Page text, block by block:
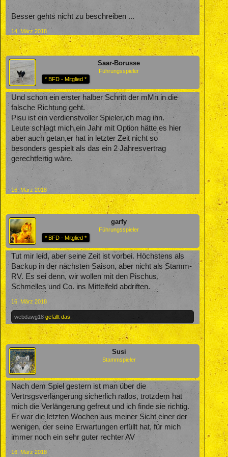
Blickes zu würdigen, den Ball 25 Meter, zielsicher zu einem
seiner Mitspieler geworfen hat.
Von dieser Leistung ist er, wenn man ehrlich ist, noch ein
ganzes Stück weg. Aber er kämpft und wird von Spiel zu Spiel
wertvoller.
Besser gehts nicht zu beschreiben ...
14. März 2018
Saar-Borusse
Führungsspieler
* BFD - Mitglied *
Und schon ein erster halber Schritt der mMn in die
falsche Richtung geht.
Pisu ist ein verdienstvoller Spieler,ich mag ihn.
Leute schlagt mich,ein Jahr mit Option hätte es hier
aber auch getan,er hat in letzter Zeit nicht so
besonders gespielt als das ein 2 Jahresvertrag
gerechtfertig wäre.
16. März 2018
garfy
Führungsspieler
* BFD - Mitglied *
Tut mir leid, aber seine Zeit ist vorbei. Höchstens als
Backup in der nächsten Saison, aber nicht als Stamm-
RV. Es sei denn, wir wollen mit den Pischus,
Schmelles und Co. ins Mittelfeld abdriften.
16. März 2018
webdawg18 gefällt das.
Susi
Stammspieler
Nach dem Spiel gestern ist man über die
Vertrsgsverlängerung sicherlich ratlos, trotzdem hat
mich die Verlängerung gefreut und ich finde sie richtig.
Er war die letzten Wochen aus meiner Sicht einer der
wenigen, der seine Erwartungen erfüllt hat, für mich
immer noch ein sehr guter rechter AV
16. März 2018